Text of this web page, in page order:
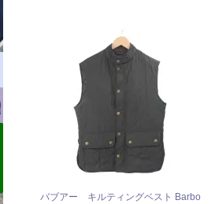
バブアー キルティングベスト Barbo